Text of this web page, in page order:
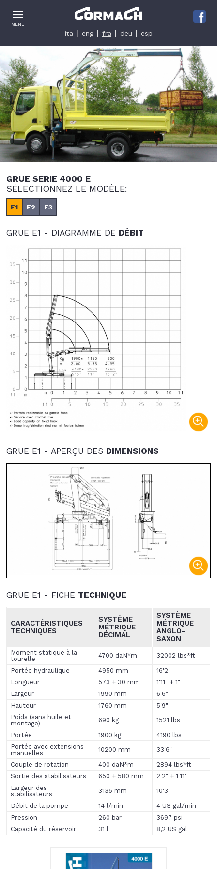
MENU
ita eng fra deu esp
GRUE SERIE 4000 E
SÉLECTIONNEZ LE MODÈLE:
E1 E2 E3
GRUE E1 - DIAGRAMME DE DÉBIT
GRUE E1 - APERÇU DES DIMENSIONS
GRUE E1 - FICHE TECHNIQUE
CARACTÉRISTIQUES
TECHNIQUES
SYSTÈME
MÉTRIQUE
DÉCIMAL
SYSTÈME
MÉTRIQUE
ANGLO-
SAXON
Moment statique à la
tourelle
4700 daN*m 32002 lbs*ft
Portée hydraulique 4950 mm
16'2"
Longueur
573 + 30 mm
1'11" + 1"
Largeur
1990 mm
6'6"
Hauteur
1760 mm
5'9"
Poids (sans huile et
montage)
690 kg 1521 lbs
Portée 1900 kg
4190 lbs
Portée avec extensions
manuelles
10200 mm 33'6"
Couple de rotation 400 daN*m
2894 lbs*ft
Sortie des stabilisateurs
650 + 580 mm
2'2" + 1'11"
Largeur des
stabilisateurs
3135 mm 10'3"
Débit de la pompe 14 l/min
4 US gal/min
Pression
260 bar
3697 psi
Capacité du réservoir
31 l 8,2 US gal
Informativa sulla raccolta
Le tue preferenze relative alla privacy